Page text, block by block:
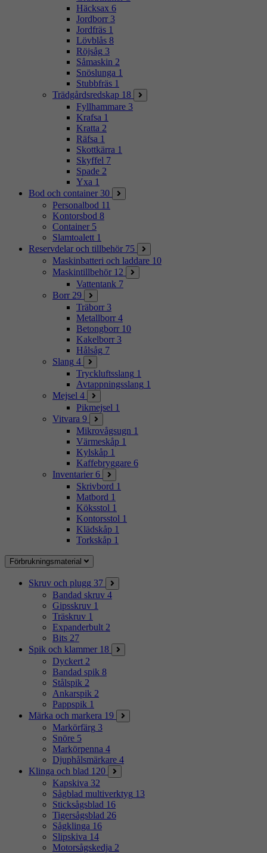
Häcksax 6
Jordborr 3
Jordfräs 1
Lövblås 8
Röjsåg 3
Såmaskin 2
Snöslunga 1
Stubbfräs 1
Trädgårdsredskap 18
Fyllhammare 3
Krafsa 1
Kratta 2
Räfsa 1
Skottkärra 1
Skyffel 7
Spade 2
Yxa 1
Bod och container 30
Personalbod 11
Kontorsbod 8
Container 5
Slamtoalett 1
Reservdelar och tillbehör 75
Maskinbatteri och laddare 10
Maskintillbehör 12
Vattentank 7
Borr 29
Träborr 3
Metallborr 4
Betongborr 10
Kakelborr 3
Hålsåg 7
Slang 4
Tryckluftsslang 1
Avtappningsslang 1
Mejsel 4
Pikmejsel 1
Vitvara 9
Mikrovågsugn 1
Värmeskåp 1
Kylskåp 1
Kaffebryggare 6
Inventarier 6
Skrivbord 1
Matbord 1
Köksstol 1
Kontorsstol 1
Klädskåp 1
Torkskåp 1
Förbrukningsmaterial
Skruv och plugg 37
Bandad skruv 4
Gipsskruv 1
Träskruv 1
Expanderbult 2
Bits 27
Spik och klammer 18
Dyckert 2
Bandad spik 8
Stålspik 2
Ankarspik 2
Pappspik 1
Märka och markera 19
Markörfärg 3
Snöre 5
Markörpenna 4
Djuphålsmärkare 4
Klinga och blad 120
Kapskiva 32
Sågblad multiverktyg 13
Sticksågsblad 16
Tigersågsblad 26
Sågklinga 16
Slipskiva 14
Motorsågskedja 2